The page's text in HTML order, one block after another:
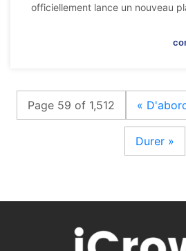
officiellement lance un nouveau
Page 59 of 1,512 «
Durer »